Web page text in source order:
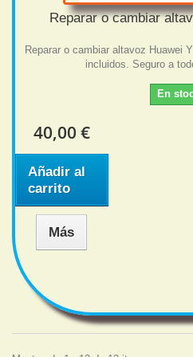
Reparar o cambiar
Reparar o cambiar altavoz Huawei
incluidos. Seguro a
En
40,00 €
Añadir al
carrito
Más